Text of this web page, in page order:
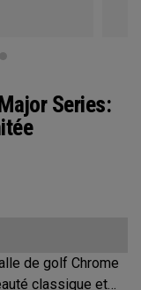
Series:
de golf Chrome
classique et